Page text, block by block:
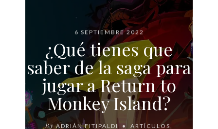
6 SEPTIEMBRE 2022
¿Qué tienes que
saber de la saga para
jugar a Return to
Monkey Island?
By ADRIÁN FITIPALDI ARTÍCULOS